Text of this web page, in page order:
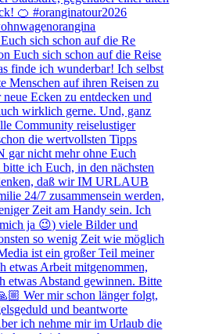
sich schon auf die Re